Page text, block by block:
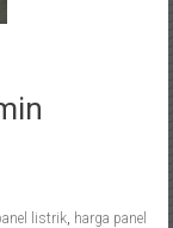
listrik, harga panel